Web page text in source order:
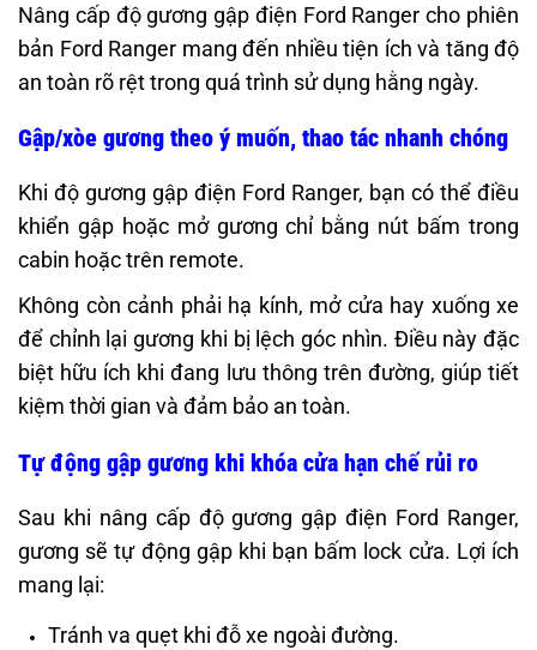
Nâng cấp độ gương gập điện Ford Ranger cho phiên
bản Ford Ranger mang đến nhiều tiện ích và tăng độ
an toàn rõ rệt trong quá trình sử dụng hằng ngày.
Gập/xòe gương theo ý muốn, thao tác nhanh chóng
Khi độ gương gập điện Ford Ranger, bạn có thể điều
khiển gập hoặc mở gương chỉ bằng nút bấm trong
cabin hoặc trên remote.
Không còn cảnh phải hạ kính, mở cửa hay xuống xe
để chỉnh lại gương khi bị lệch góc nhìn. Điều này đặc
biệt hữu ích khi đang lưu thông trên đường, giúp tiết
kiệm thời gian và đảm bảo an toàn.
Tự động gập gương khi khóa cửa hạn chế rủi ro
Sau khi nâng cấp độ gương gập điện Ford Ranger,
gương sẽ tự động gập khi bạn bấm lock cửa. Lợi ích
mang lại:
Tránh va quẹt khi đỗ xe ngoài đường.